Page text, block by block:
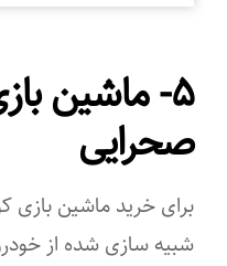
۵- ماشین
صحرایی
برای خرید ماشین بازی
شبیه سازی شده از